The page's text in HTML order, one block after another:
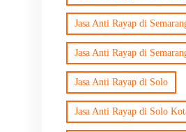
Jasa Anti Rayap di
Jasa Anti Rayap di
Jasa Anti Rayap di Solo
Jasa Anti Rayap di Solo